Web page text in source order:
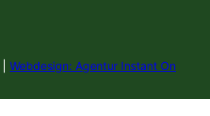
Webdesign: Agentur Instant On